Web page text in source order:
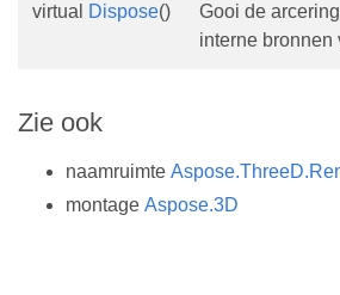
virtual Dispose()
Gooi de
interne bronnen
Zie ook
naamruimte
montage Aspose.3D